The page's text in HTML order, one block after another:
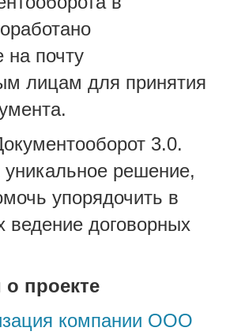
на почту
лицам для принятия
3.0.
уникальное решение,
упорядочить в
ведение договорных
проекте
компании ООО